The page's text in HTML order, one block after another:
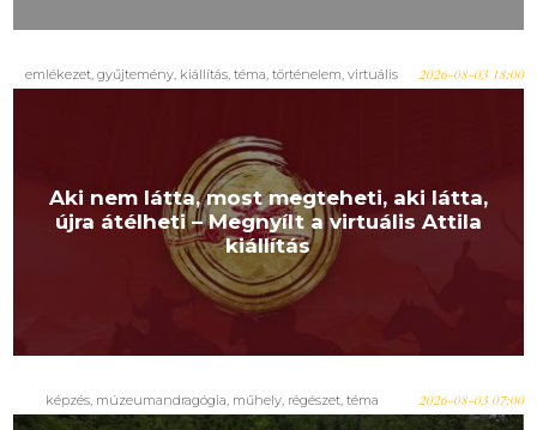
emlékezet gyűjtemény kiállítás téma történelem virtuális 2026-08-03 18:00
Aki nem látta, most megteheti, aki látta,
újra átélheti – Megnyílt a virtuális Attila
kiállítás
képzés, múzeumandragógia műhely, régészet, téma 2026-08-03 07:00